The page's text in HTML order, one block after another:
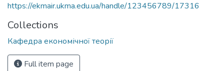
https://ekmair.ukma.edu.ua/handle/123456789/17316
Collections
Кафедра економічної теорії
Full item page